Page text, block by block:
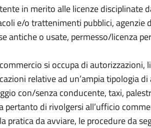
in merito alle licenze disciplinate
e/o trattenimenti pubblici, agenzie
antiche o usate, permesso/licenza
si occupa di autorizzazioni,
relative ad un’ampia tipologia
con/senza conducente, taxi,
pertanto di rivolgersi all’ufficio
pratica da avviare, le procedure da